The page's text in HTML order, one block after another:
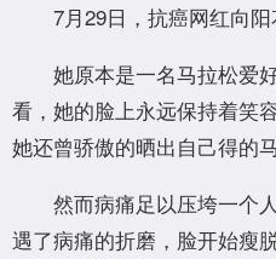
7月29日，抗癌网红向阳
她原本是一名马拉松爱
看，她的脸上永远保持着笑
她还曾骄傲的晒出自己得的
然而病痛足以压垮一个
遇了病痛的折磨，脸开始瘦